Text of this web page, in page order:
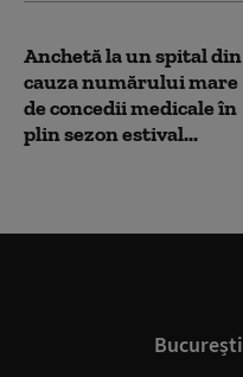
Anchetă la un spital din
cauza numărului mare
de concedii medicale în
plin sezon estival...